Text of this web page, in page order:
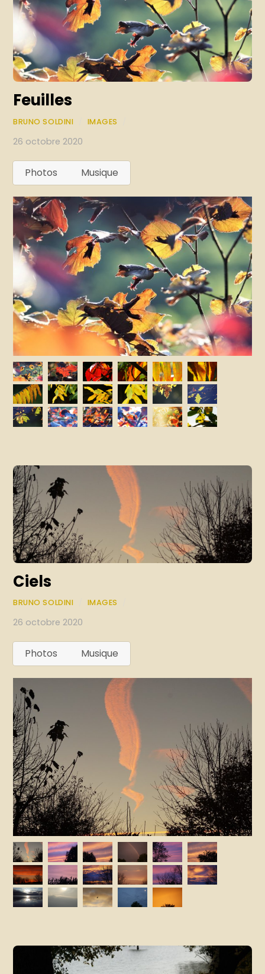
Feuilles
BRUNO SOLDINI IMAGES
26 octobre 2020
Photos Musique
Ciels
BRUNO SOLDINI IMAGES
26 octobre 2020
Photos Musique